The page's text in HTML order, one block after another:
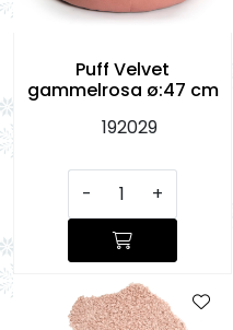
Puff Velvet
gammelrosa ø:47 cm
192029
- +